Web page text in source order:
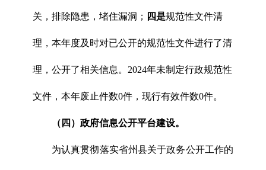
关，排除隐患，堵住漏洞； 四是规范性文件清
理，本年度及时对已公开的规范性文件进行了清
理，公开了相关信息。2024年未制定行政规范性
文件，本年废止件数0件，现行有效件数0件。
（四）政府信息公开平台建设。
为认真贯彻落实省州县关于政务公开工作的